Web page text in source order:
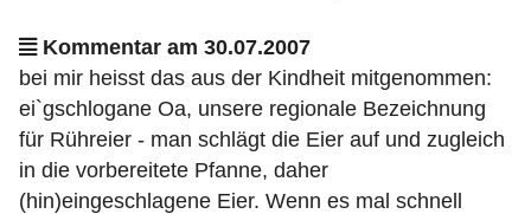
Kommentar am 30.07.2007
bei mir heisst das aus der Kindheit mitgenommen:
ei`gschlogane Oa, unsere regionale Bezeichnung
für Rühreier - man schlägt die Eier auf und zugleich
in die vorbereitete Pfanne, daher
(hin)eingeschlagene Eier. Wenn es mal schnell